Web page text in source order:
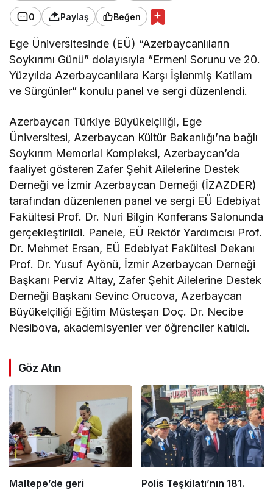
0 Paylaş Beğen
Ege Üniversitesinde (EÜ) “Azerbaycanlıların
Soykırımı Günü” dolayısıyla “Ermeni Sorunu ve 20.
Yüzyılda Azerbaycanlılara Karşı İşlenmiş Katliam
ve Sürgünler” konulu panel ve sergi düzenlendi.
Azerbaycan Türkiye Büyükelçiliği, Ege
Üniversitesi, Azerbaycan Kültür Bakanlığı’na bağlı
Soykırım Memorial Kompleksi, Azerbaycan’da
faaliyet gösteren Zafer Şehit Ailelerine Destek
Derneği ve İzmir Azerbaycan Derneği (İZAZDER)
tarafından düzenlenen panel ve sergi EÜ Edebiyat
Fakültesi Prof. Dr. Nuri Bilgin Konferans Salonunda
gerçekleştirildi. Panele, EÜ Rektör Yardımcısı Prof.
Dr. Mehmet Ersan, EÜ Edebiyat Fakültesi Dekanı
Prof. Dr. Yusuf Ayönü, İzmir Azerbaycan Derneği
Başkanı Perviz Altay, Zafer Şehit Ailelerine Destek
Derneği Başkanı Sevinc Orucova, Azerbaycan
Büyükelçiliği Eğitim Müsteşarı Doç. Dr. Necibe
Nesibova, akademisyenler ver öğrenciler katıldı.
Göz Atın
Maltepe’de geri
Polis Teşkilatı’nın 181.